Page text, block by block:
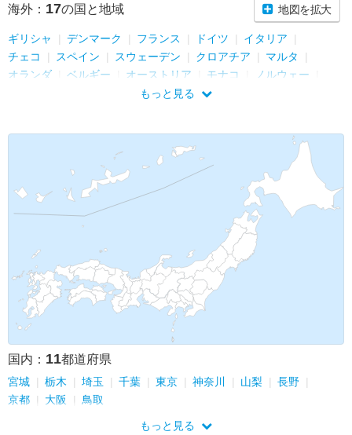
海外： 17の国と地域 地図を拡大
ギリシャ デンマーク フランス ドイツ
イタリア
チェコ
スペイン スウェーデン クロアチア
マルタ
オランダ
ベルギー オーストリア モナコ
ノルウェー
シンガポールもっと見る
国内： 11都道府県
宮城 栃木 埼玉 千葉 東京 神奈川 山梨
長野
京都
大阪 鳥取
もっと見る